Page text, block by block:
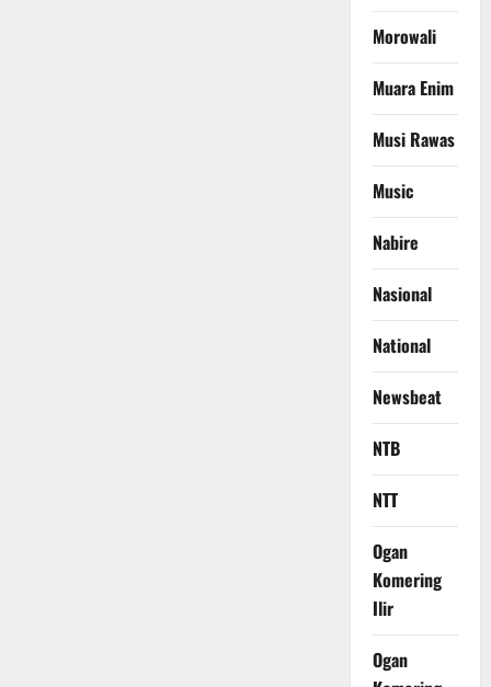
Morowali
Muara Enim
Musi Rawas
Music
Nabire
Nasional
National
Newsbeat
NTB
NTT
Ogan
Komering
Ilir
Ogan